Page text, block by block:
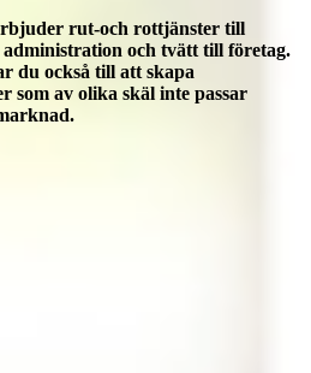
rut-och rottjänster till
och tvätt till företag.
du också till att skapa
som av olika skäl inte passar